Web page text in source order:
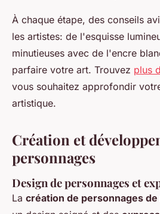
À chaque étape, des conseils
les artistes: de l'esquisse
minutieuses avec de l'encre
parfaire votre art. Trouvez plus
vous souhaitez approfondir
artistique.
Création et
personnages
Design de personnages et
La création de personnages de